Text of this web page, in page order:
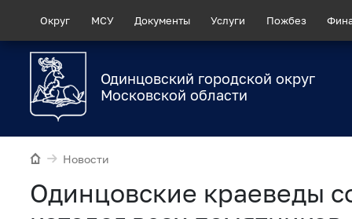
Округ МСУ Документы Услуги Пожбез
Одинцовский городской округ
Московской области
Новости
Одинцовские краеведы